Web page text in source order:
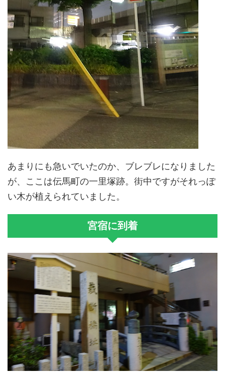
あまりにも急いでいたのか、ブレブレになりました
が、ここは伝馬町の一里塚跡。街中ですがそれっぽ
い木が植えられていました。
宮宿に到着